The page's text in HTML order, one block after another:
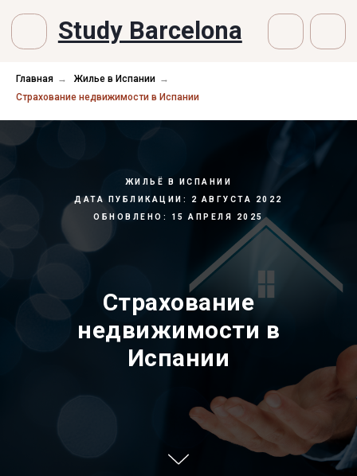
Study Barcelona
Главная → Жилье в Испании →
Страхование недвижимости в Испании
ЖИЛЬЁ В ИСПАНИИ
ДАТА ПУБЛИКАЦИИ: 2 АВГУСТА 2022
ОБНОВЛЕНО: 15 АПРЕЛЯ 2025
Страхование
недвижимости в
Испании